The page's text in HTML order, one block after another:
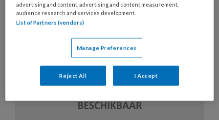
advertising and content, advertising and content measurement,
audience research and services development.
List of Partners (vendors)
Manage Preferences
Reject All I Accept